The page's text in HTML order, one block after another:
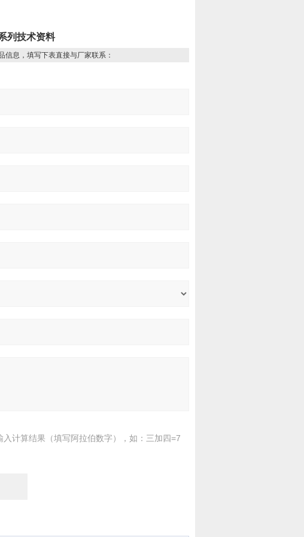
列技术资料
信息，填写下表直接与厂家联系：
入计算结果（填写阿拉伯数字），如：三加四=7